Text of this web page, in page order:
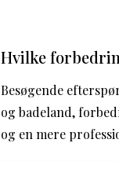
Hvilke
Besøgende
og badeland,
og en mere